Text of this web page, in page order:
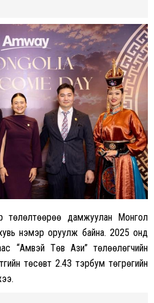
төлөлтөөрөө дамжуулан Монгол
нэмэр оруулж байна. 2025 онд
“Амвэй Төв Ази” төлөөлөгчийн
төсөвт 2.43 тэрбум төгрөгийн